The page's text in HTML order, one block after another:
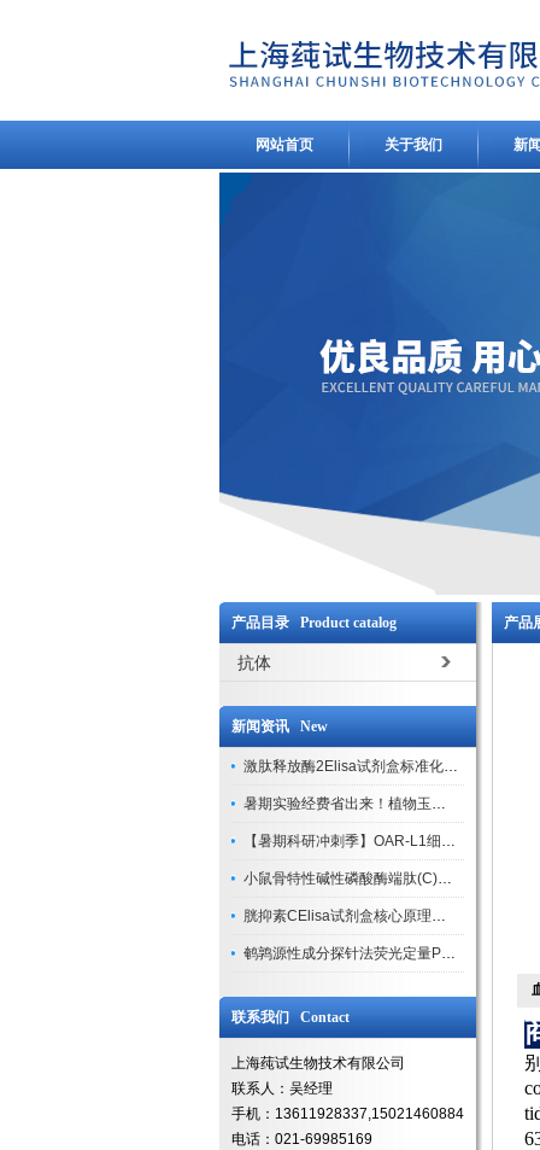
网站首页 关于我们 新
产品目录 Product catalog
抗体
新闻资讯 New
激肽释放酶2Elisa试剂盒标准化实验操作与质控体系解析
暑期实验经费省出来！植物玉米索核苷（ZR ）elisa酶联免疫试剂盒
【暑期科研冲刺季】OAR-L1细胞专用培养基特惠，助力实验高效突破
小鼠骨特性碱性磷酸酶端肽(C)elisa试剂盒大促，骨科研人速囤
胱抑素CElisa试剂盒核心原理、产品特性与全流程操作规范详解
鹌鹑源性成分探针法荧光定量PCR试剂盒特惠来袭
联系我们 Contact
上海莼试生物技术有限公司
联系人：吴经理
手机：13611928337,15021460884
电话：021-69985169
产品